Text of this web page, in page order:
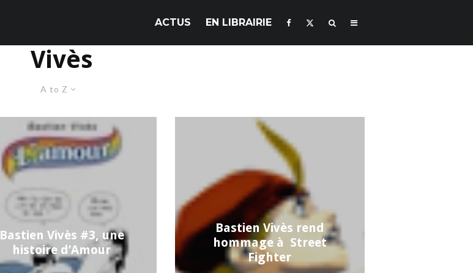
ACTUS EN LIBRAIRIE
Vivès
A to Z
Bastien Vivès #3, une
histoire d’Amour
Bastien Vivès rend
hommage à Street
Fighter